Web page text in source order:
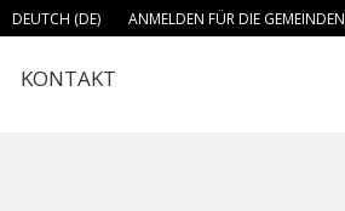
DEUTCH (DE) ANMELDEN FÜR DIE GEMEINDEN
KONTAKT